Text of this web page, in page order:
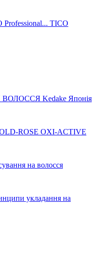
TICO
Kedake Японія
ROSE OXI-ACTIVE
на волосся
укладання на